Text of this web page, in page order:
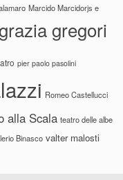
Marcido Marcidorjs e
gregori
pier paolo pasolini
Romeo Castellucci
alla Scala teatro delle albe
Binasco valter malosti